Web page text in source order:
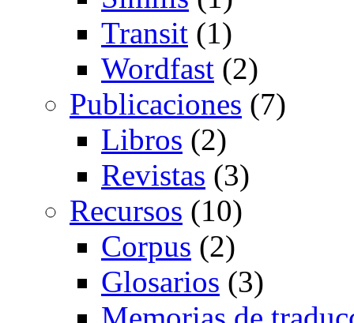
Transit (1)
Wordfast (2)
Publicaciones (7)
Libros (2)
Revistas (3)
Recursos (10)
Corpus (2)
Glosarios (3)